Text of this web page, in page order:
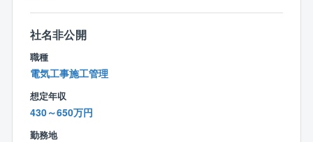
┗協力会社を含めた全体管理業務
┗試運転、調整（竣工後、クライアントへ引き渡し
時）
ー）となります
▼魅力
社名非公開
職種
電気工事施工管理
想定年収
430～650万円
勤務地